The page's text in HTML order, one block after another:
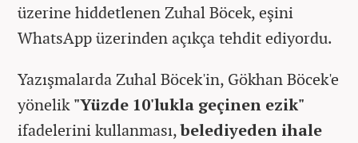
üzerine hiddetlenen Zuhal Böcek, eşini
WhatsApp üzerinden açıkça tehdit ediyordu.
Yazışmalarda Zuhal Böcek'in, Gökhan Böcek'e
yönelik"Yüzde 10'lukla geçinen ezik"
ifadelerini kullanması,belediyeden ihale